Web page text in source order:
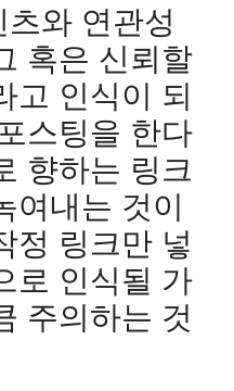
와 연관성
혹은 신뢰할
고 인식이 되
스팅을 한다
향하는 링크
여내는 것이
정 링크만 넣
로 인식될 가
주의하는 것